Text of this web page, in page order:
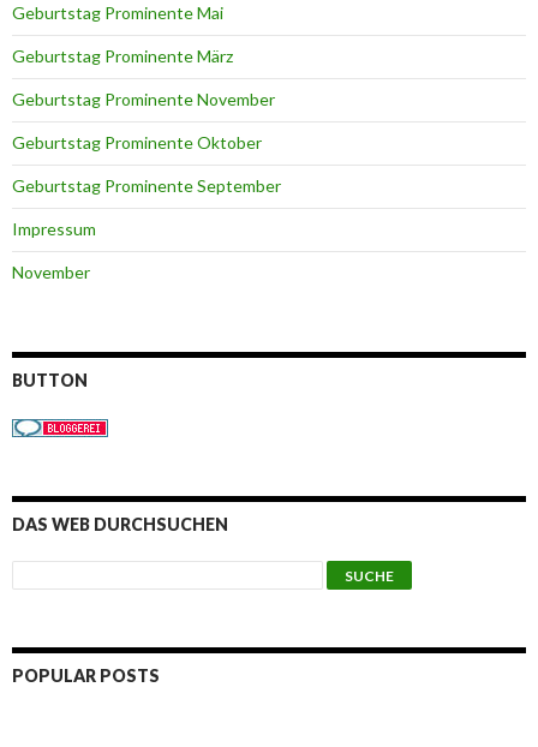
Geburtstag Prominente Mai
Geburtstag Prominente März
Geburtstag Prominente November
Geburtstag Prominente Oktober
Geburtstag Prominente September
Impressum
November
BUTTON
DAS WEB DURCHSUCHEN
POPULAR POSTS